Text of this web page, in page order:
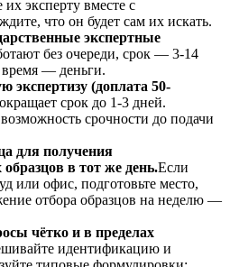
их эксперту вместе с
что он будет сам их искать.
экспертные
без очереди, срок — 3-14
— деньги.
экспертизу (доплата 50-
срок до 1-3 дней.
срочности до подачи
для получения
в тот же день.Если
или офис, подготовьте место,
отбора образцов на неделю —
чётко и в пределах
идентификацию и